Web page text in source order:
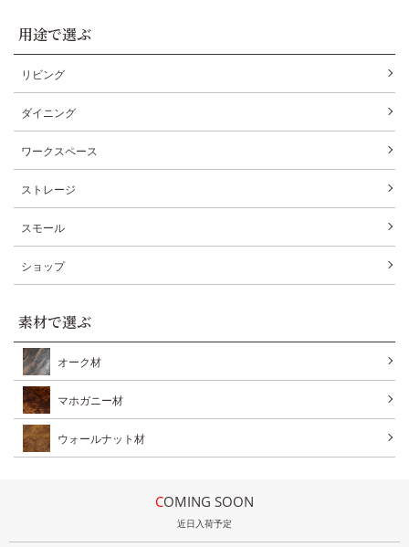
用途で選ぶ
リビング
ダイニング
ワークスペース
ストレージ
スモール
ショップ
素材で選ぶ
オーク材
マホガニー材
ウォールナット材
COMING SOON
近日入荷予定